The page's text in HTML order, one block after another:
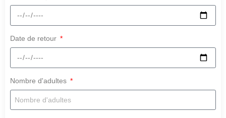
Date de retour
Nombre d'adultes